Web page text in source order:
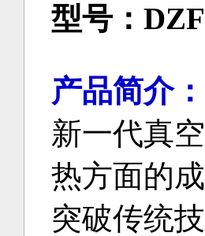
型号：
产品简介：
新一代真
热方面的
突破传统